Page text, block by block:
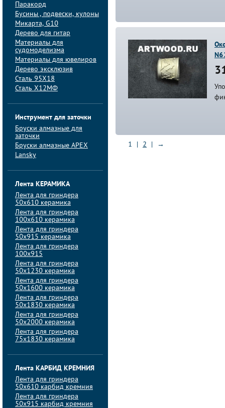
Паракорд
Бусины , подвески, кулоны
Микарта, G10
Дерево для гитар
Материалы для
судомоделизма
Материалы для ювелиров
Дерево эксклюзив
Сталь 95Х18
Сталь Х12МФ
Инструмент для заточки
Бруски алмазные для
заточки
Бруски алмазные APEX
Lansky
Лента КЕРАМИКА
Лента для гриндера
50х610 керамика
Лента для гриндера
100х610 керамика
Лента для гриндера
50х915 керамика
Лента для гриндера
100х915
Лента для гриндера
50х1230 керамика
Лента для гриндера
50х1600 керамика
Лента для гриндера
50х1830 керамика
Лента для гриндера
50х2000 керамика
Лента для гриндера
75х1830 керамика
Лента КАРБИД КРЕМНИЯ
Лента для гриндера
50х610 карбид кремния
Лента для гриндера
50х915 карбид кремния
1 2 →